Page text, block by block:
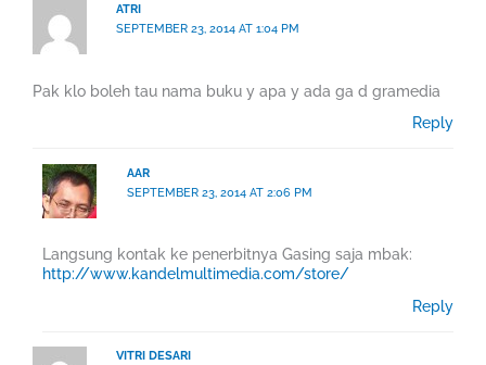
ATRI
SEPTEMBER 23, 2014 AT 1:04 PM
Pak klo boleh tau nama buku y apa y ada ga d gramedia
Reply
AAR
SEPTEMBER 23, 2014 AT 2:06 PM
Langsung kontak ke penerbitnya Gasing saja mbak:
http://www.kandelmultimedia.com/store/
Reply
VITRI DESARI